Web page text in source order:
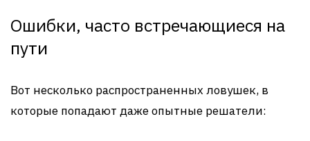
Ошибки, часто встречающиеся на
пути
Вот несколько распространенных ловушек, в
которые попадают даже опытные решатели: